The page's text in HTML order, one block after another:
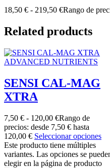
18,50 € - 219,50 €Rango de
Related products
ADVANCED NUTRIENTS
SENSI CAL-MAG
XTRA
7,50 € - 120,00 €Rango de
precios: desde 7,50 € hasta
120,00 € Seleccionar opciones
Este producto tiene múltiples
variantes. Las opciones se
elegir en la página de producto